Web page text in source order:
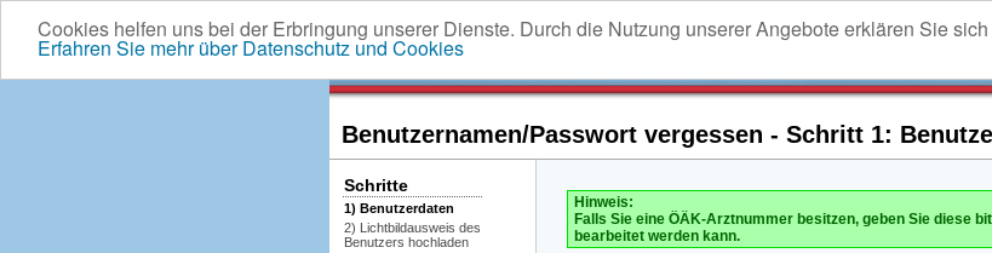
Cookies helfen uns bei der Erbringung unserer Dienste. Durch die Nutzung unserer Angebote erklären Sie
Erfahren Sie mehr über Datenschutz und Cookies
Benutzernamen/Passwort vergessen - Schritt 1:
Schritte
1) Benutzerdaten
2) Lichtbildausweis des
Benutzers hochladen
Hinweis:
Falls Sie eine ÖÄK-Arztnummer besitzen, geben Sie diese
bearbeitet werden kann.